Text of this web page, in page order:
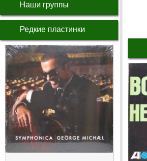
Наши группы
Редкие пластинки